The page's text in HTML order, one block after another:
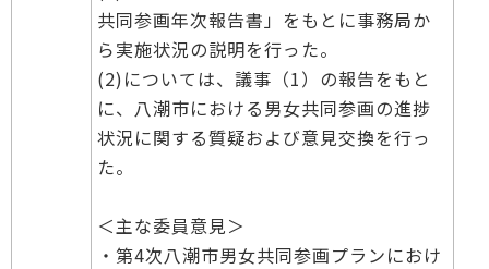
共同参画年次報告書」をもとに事務局か
ら実施状況の説明を行った。
(2)については、議事（1）の報告をもと
に、八潮市における男女共同参画の進捗
状況に関する質疑および意見交換を行っ
た。
＜主な委員意見＞
・第4次八潮市男女共同参画プランにおけ